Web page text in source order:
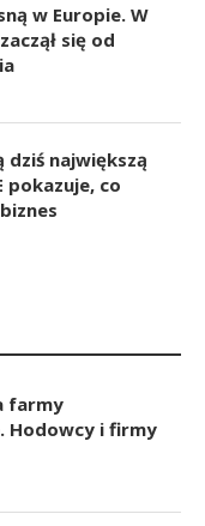
w Europie. W
się od
dziś największą
pokazuje, co
farmy
i firmy